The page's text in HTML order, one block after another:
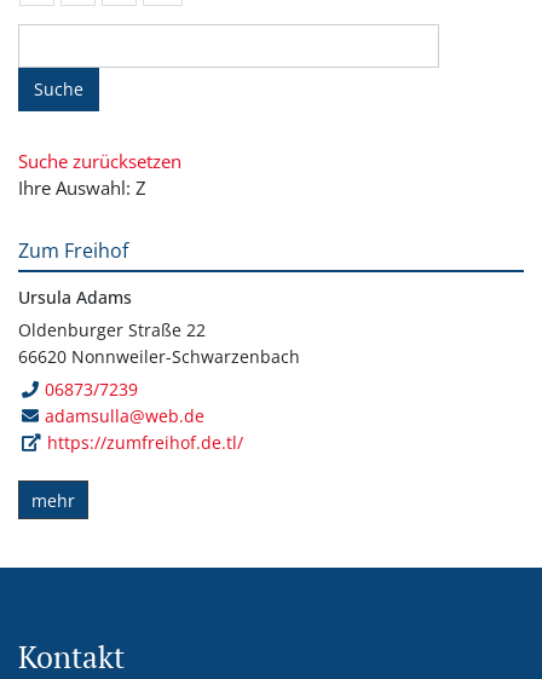
Suche
Suche zurücksetzen
Ihre Auswahl: Z
Zum Freihof
Ursula Adams
Oldenburger Straße 22
66620 Nonnweiler-Schwarzenbach
06873/7239
adamsulla@web.de
https://zumfreihof.de.tl/
mehr
Kontakt